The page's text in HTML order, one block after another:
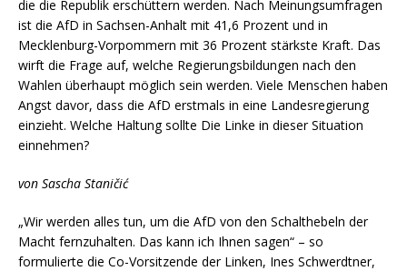
die die Republik erschüttern werden. Nach Meinungsumfragen
ist die AfD in Sachsen-Anhalt mit 41,6 Prozent und in
Mecklenburg-Vorpommern mit 36 Prozent stärkste Kraft. Das
wirft die Frage auf, welche Regierungsbildungen nach den
Wahlen überhaupt möglich sein werden. Viele Menschen haben
Angst davor, dass die AfD erstmals in eine Landesregierung
einzieht. Welche Haltung sollte Die Linke in dieser Situation
einnehmen?
von Sascha Staničić
„Wir werden alles tun, um die AfD von den Schalthebeln der
Macht fernzuhalten. Das kann ich Ihnen sagen“ – so
formulierte die Co-Vorsitzende der Linken, Ines Schwerdtner,